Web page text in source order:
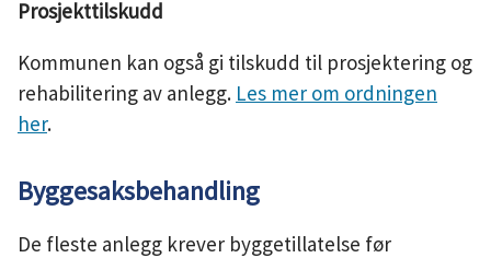
Prosjekttilskudd
Kommunen kan også gi tilskudd til prosjektering og
rehabilitering av anlegg. Les mer om ordningen
her.
Byggesaksbehandling
De fleste anlegg krever byggetillatelse før